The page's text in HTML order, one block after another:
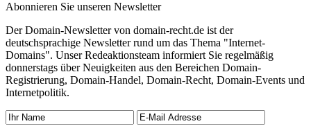
Abonnieren Sie unseren Newsletter
Der Domain-Newsletter von domain-recht.de ist der
deutschsprachige Newsletter rund um das Thema "Internet-
Domains". Unser Redeaktionsteam informiert Sie regelmäßig
donnerstags über Neuigkeiten aus den Bereichen Domain-
Registrierung, Domain-Handel, Domain-Recht, Domain-Events und
Internetpolitik.